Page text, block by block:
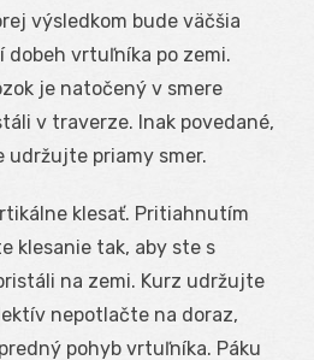
výsledkom bude väčšia
vrtuľníka po zemi.
je natočený v smere
v traverze. Inak povedané,
udržujte priamy smer.
klesať. Pritiahnutím
klesanie tak, aby ste s
na zemi. Kurz udržujte
nepotlačte na doraz,
pohyb vrtuľníka. Páku